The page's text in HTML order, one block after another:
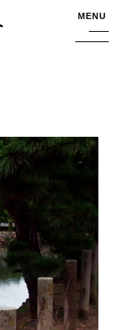
MENU